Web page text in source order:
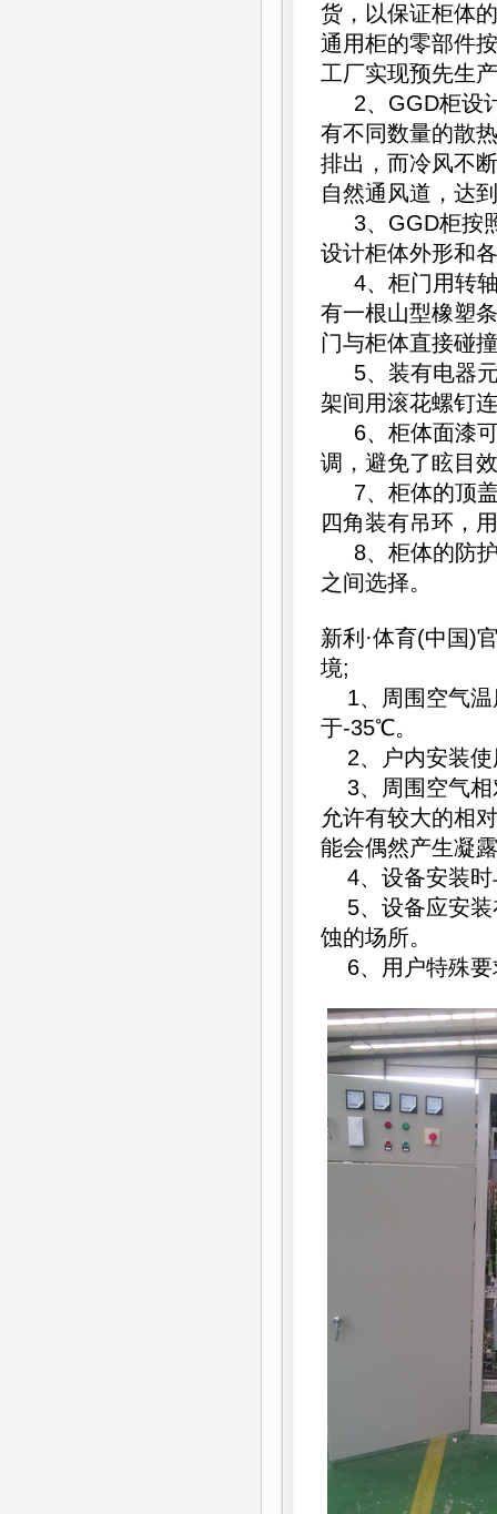
货，以保证柜体
通用柜的零部件
工厂实现预先生
2、GGD柜设计
有不同数量的散
排出，而冷风不
自然通风道，
3、GGD柜按照
设计柜体外形和
4、柜门用转轴
有一根山型橡塑
门与柜体直接碰
5、装有电器元
架间用滚花螺钉
6、柜体面漆可
调，避免了眩目
7、柜体的顶盖
四角装有吊环，
8、柜体的防护
之间选择。
新利·体育(中国)
境;
1、周围空气温
于-35℃。
2、户内安装使
3、周围空气相
允许有较大的相
能会偶然产生凝
4、设备安装时
5、设备应安装
蚀的场所。
6、用户特殊要